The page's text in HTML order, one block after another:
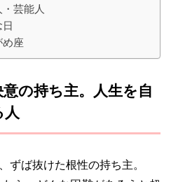
・芸能人
め座
の持ち主。人生を自
ずば抜けた根性の持ち主。